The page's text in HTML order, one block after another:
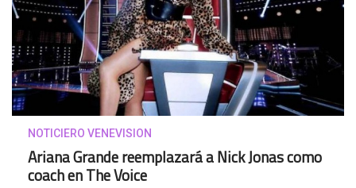
NOTICIERO VENEVISION
Ariana Grande reemplazará a Nick Jonas como
coach en The Voice